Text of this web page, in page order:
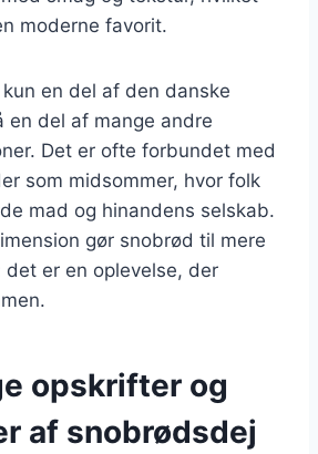
moderne favorit.
en del af den danske
en del af mange andre
Det er ofte forbundet med
som midsommer, hvor folk
mad og hinandens selskab.
gør snobrød til mere
er en oplevelse, der
opskrifter og
af snobrødsdej